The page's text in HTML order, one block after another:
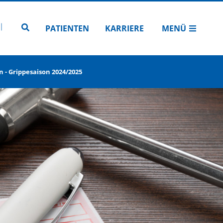
Zur Seitensuche
PATIENTEN KARRIERE MENÜ
Grippesaison 2024/2025